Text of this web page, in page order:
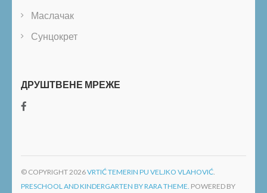
Маслачак
Сунцокрет
ДРУШТВЕНЕ МРЕЖЕ
© COPYRIGHT 2026VRTIĆ TEMERIN PU VELJKO VLAHOVIĆ.
PRESCHOOL AND KINDERGARTEN BY RARA THEME. POWERED BY